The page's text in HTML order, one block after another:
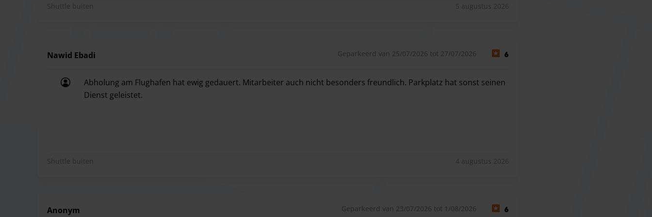
parkeerprijs.
Shuttle buiten 5 augustus 2026
Nawid Ebadi Geparkeerd van 25/07/2026 tot 27/07/2026 6
Abholung am Flughafen hat ewig gedauert. Mitarbeiter auch nicht besonders freundlich. Parkplatz hat sonst seinen
Dienst geleistet.
Shuttle buiten 4 augustus 2026
Anonym Geparkeerd van 23/07/2026 tot 1/08/2026 6